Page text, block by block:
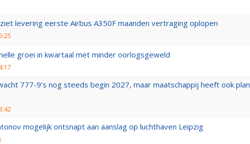
levering eerste Airbus A350F maanden vertraging oplopen
groei in kwartaal met minder oorlogsgeweld
777-9’s nog steeds begin 2027, maar maatschappij heeft ook plan
mogelijk ontsnapt aan aanslag op luchthaven Leipzig